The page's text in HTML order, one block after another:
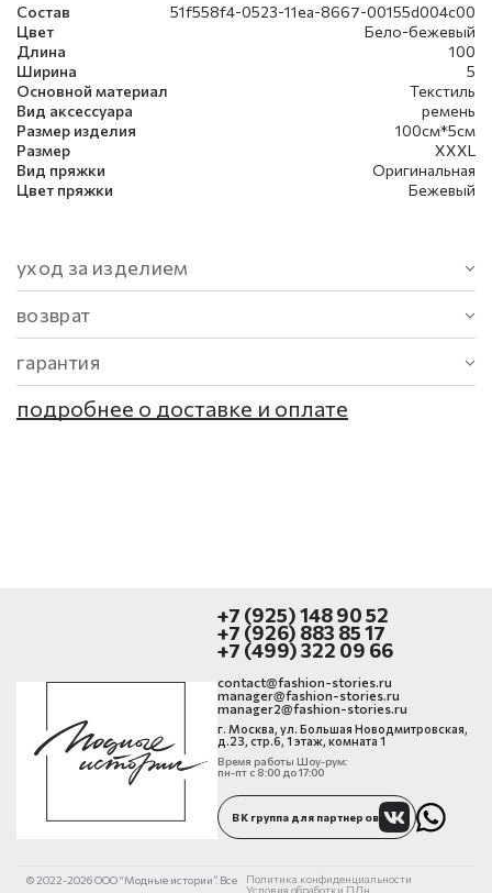
Состав
51f558f4-0523-11ea-8667-00155d004c00
Цвет
Бело-бежевый
Длина
100
Ширина
5
Основной материал
Текстиль
Вид аксессуара
ремень
Размер изделия
100см*5см
Размер
XXXL
Вид пряжки
Оригинальная
Цвет пряжки
Бежевый
уход за изделием
возврат
гарантия
подробнее о доставке и оплате
+7 (925) 148 90 52
+7 (926) 883 85 17
+7 (499) 322 09 66
contact@fashion-stories.ru
manager@fashion-stories.ru
manager2@fashion-stories.ru
г. Москва, ул. Большая Новодмитровская,
д.23, стр.6, 1 этаж, комната 1
Время работы Шоу-рум:
пн-пт с 8:00 до 17:00
ВК группа для партнеров
© 2022-2026 ООО “Модные истории”. Все
Политика конфиденциальности
Условия обработки ПДн